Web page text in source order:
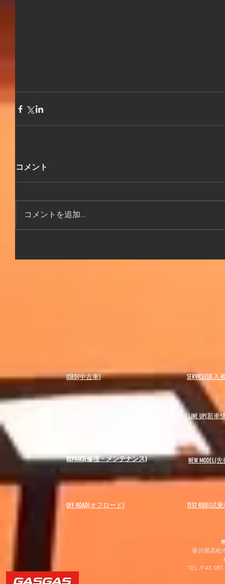
コメント
コメントを追加…
USED(中古車) SERVICE(購
LINE UP(新車
REPAIRS(修理・メンテナンス) NEW MODEL(先
OFF ROAD(オフロード) ​TEST RIDE(試
香川県高松
TEL /FAX